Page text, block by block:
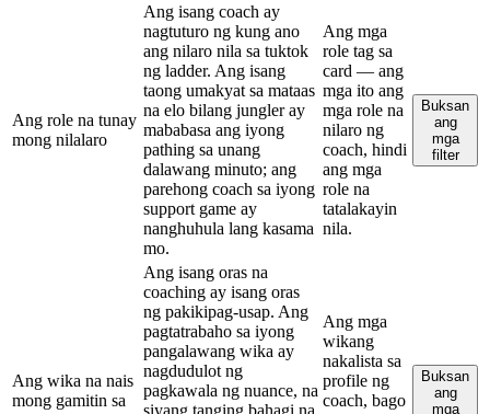
Ang role na tunay
mong nilalaro
Ang isang coach ay
nagtuturo ng kung ano
ang nilaro nila sa tuktok
ng ladder. Ang isang
taong umakyat sa mataas
na elo bilang jungler ay
mababasa ang iyong
pathing sa unang
dalawang minuto; ang
parehong coach sa iyong
support game ay
nanghuhula lang kasama
mo.
Ang mga
role tag sa
card — ang
mga ito ang
mga role na
nilaro ng
coach, hindi
ang mga
role na
tatalakayin
nila.
Buksan
ang
mga
filter
Ang wika na nais
mong gamitin sa
Ang isang oras na
coaching ay isang oras
ng pakikipag-usap. Ang
pagtatrabaho sa iyong
pangalawang wika ay
nagdudulot ng
pagkawala ng nuance, na
siyang tanging bahagi na
Ang mga
wikang
nakalista sa
profile ng
coach, bago
Buksan
ang
mga